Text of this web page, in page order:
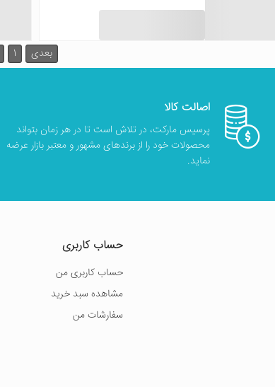
1 بعدی
اصالت کالا
پرسیس مارکت، در تلاش است تا در هر زمان بتواند
محصولات خود را از برندهای مشهور و معتبر بازار عرضه
نماید.
حساب کاربری
حساب کاربری من
مشاهده سبد خرید
سفارشات من